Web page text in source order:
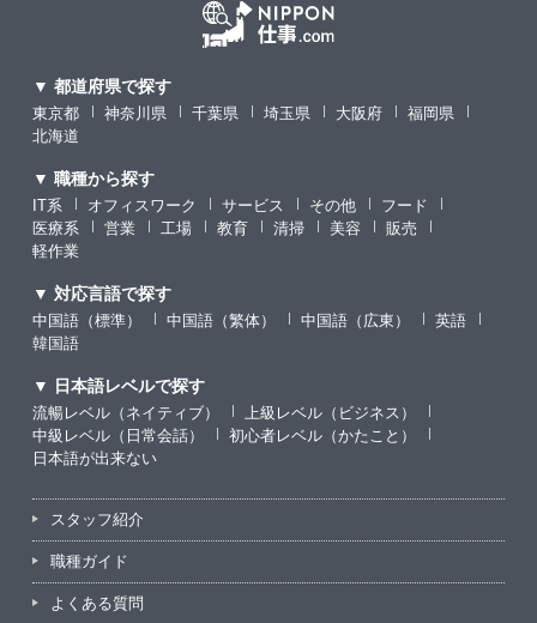
▼ 都道府県で探す
東京都 神奈川県 千葉県 埼玉県 大阪府
福岡県
北海道
▼ 職種から探す
IT系 オフィスワーク サービス その他
フード
医療系
営業 工場 教育 清掃 美容
販売
軽作業
▼ 対応言語で探す
中国語（標準） 中国語（繁体） 中国語（広東）
英語
韓国語
▼ 日本語レベルで探す
流暢レベル（ネイティブ）
上級レベル（ビジネス）
中級レベル（日常会話）
初心者レベル（かたこと）
日本語が出来ない
スタッフ紹介
職種ガイド
よくある質問